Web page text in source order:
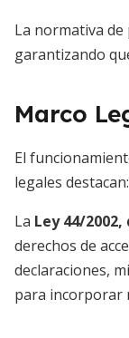
La normativa de
garantizando
Marco
El
legales destacan:
La Ley 44/
derechos de
declaraciones,
para incorporar